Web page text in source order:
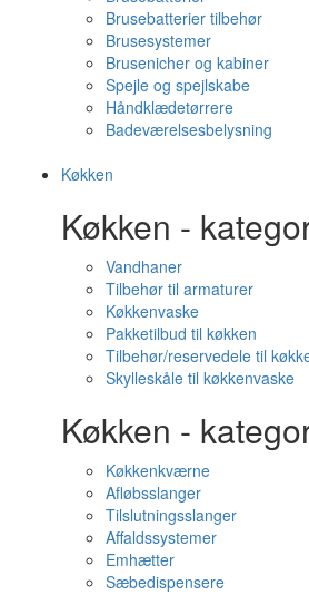
Brusebatterier tilbehør
Brusesystemer
Brusenicher og kabiner
Spejle og spejlskabe
Håndklædetørrere
Badeværelsesbelysning
Køkken
Køkken -
Vandhaner
Tilbehør til armaturer
Køkkenvaske
Pakketilbud til køkken
Tilbehør/reservedele til
Skylleskåle til køkkenvaske
Køkken -
Køkkenkværne
Afløbsslanger
Tilslutningsslanger
Affaldssystemer
Emhætter
Sæbedispensere